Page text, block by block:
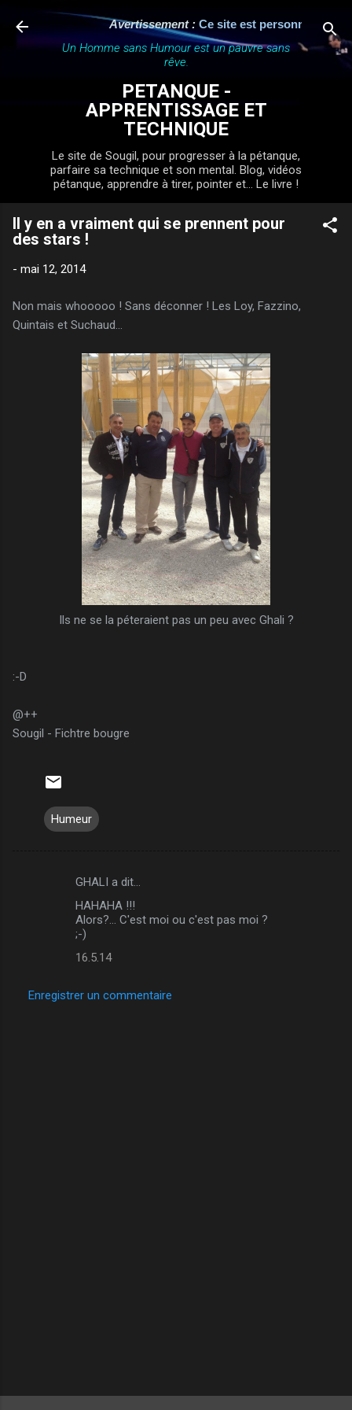
Accéder au contenu principal
Avertissement : Ce site est personnel,
Un Homme sans Humour est un pauvre sans
rêve.
PETANQUE -
APPRENTISSAGE ET
TECHNIQUE
Le site de Sougil, pour progresser à la pétanque,
parfaire sa technique et son mental. Blog, vidéos
pétanque, apprendre à tirer, pointer et... Le livre !
Il y en a vraiment qui se prennent pour
des stars !
- mai 12, 2014
Non mais whooooo ! Sans déconner ! Les Loy, Fazzino,
Quintais et Suchaud...
Ils ne se la péteraient pas un peu avec Ghali ?
:-D
@++
Sougil - Fichtre bougre
Humeur
n
GHALI a dit…
HAHAHA !!!
Alors?... C'est moi ou c'est pas moi ?
;-)
16.5.14
Enregistrer un commentaire